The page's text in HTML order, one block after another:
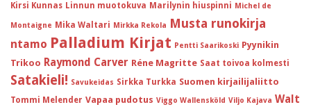
Kirsi Kunnas Linnun muotokuva Marilynin hiuspinni Michel de
Montaigne Mika Waltari Mirkka Rekola Musta runokirja
ntamo Palladium Kirjat Pentti Saarikoski Pyynikin
Trikoo Raymond Carver Réne Magritte Saat toivoa kolmesti
Satakieli! Savukeidas Sirkka Turkka Suomen kirjailijaliitto
Tommi Melender Vapaa pudotus Viggo Wallensköld Viljo Kajava Walt